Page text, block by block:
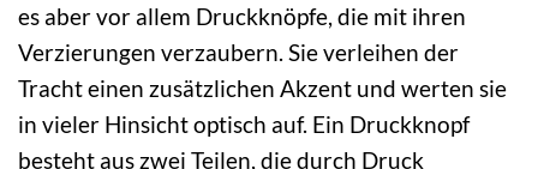
es aber vor allem Druckknöpfe, die mit ihren
Verzierungen verzaubern. Sie verleihen der
Tracht einen zusätzlichen Akzent und werten sie
in vieler Hinsicht optisch auf. Ein Druckknopf
besteht aus zwei Teilen, die durch Druck